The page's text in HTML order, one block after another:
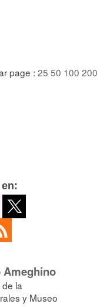
page : 25 50 100 200
de la
y Museo